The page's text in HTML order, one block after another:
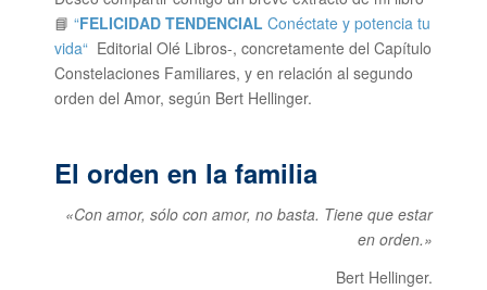
📘 “FELICIDAD TENDENCIAL Conéctate y potencia tu
vida“Editorial Olé Libros-, concretamente del Capítulo
Constelaciones Familiares, y en relación al segundo
orden del Amor, según Bert Hellinger.
El orden en la familia
«Con amor, sólo con amor, no basta. Tiene que estar
en orden.»
Bert Hellinger.